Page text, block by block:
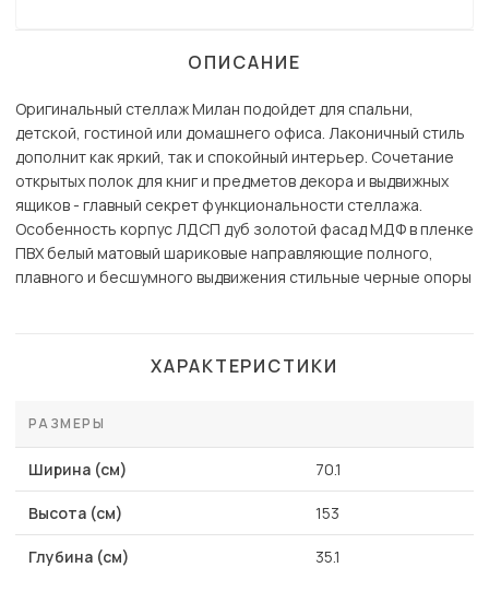
ОПИСАНИЕ
Оригинальный стеллаж Милан подойдет для спальни,
детской, гостиной или домашнего офиса. Лаконичный стиль
дополнит как яркий, так и спокойный интерьер. Сочетание
открытых полок для книг и предметов декора и выдвижных
ящиков - главный секрет функциональности стеллажа.
Особенность корпус ЛДСП дуб золотой фасад МДФ в пленке
ПВХ белый матовый шариковые направляющие полного,
плавного и бесшумного выдвижения стильные черные опоры
ХАРАКТЕРИСТИКИ
РАЗМЕРЫ
Ширина (см) 70.1
Высота (см) 153
Глубина (см) 35.1